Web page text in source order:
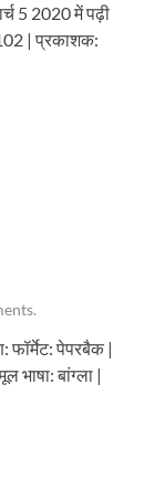
5 2020 में पढ़ी
| प्रकाशक:
फॉर्मेट: पेपरबैक |
भाषा: बांग्ला |